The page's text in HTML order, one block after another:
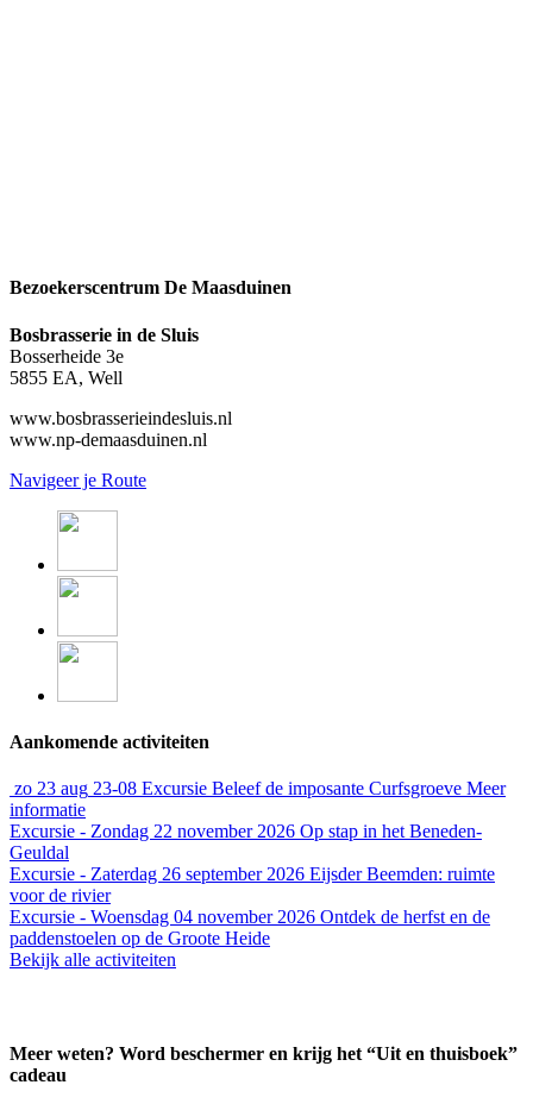
Bezoekerscentrum De Maasduinen
Bosbrasserie in de Sluis
Bosserheide 3e
5855 EA, Well
www.bosbrasserieindesluis.nl
www.np-demaasduinen.nl
Navigeer je Route
Aankomende activiteiten
zo 23 aug 23-08 Excursie Beleef de imposante Curfsgroeve Meer
informatie
Excursie - Zondag 22 november 2026 Op stap in het Beneden-
Geuldal
Excursie - Zaterdag 26 september 2026 Eijsder Beemden: ruimte
voor de rivier
Excursie - Woensdag 04 november 2026 Ontdek de herfst en de
paddenstoelen op de Groote Heide
Bekijk alle activiteiten
Meer weten? Word beschermer en krijg het “Uit en thuisboek”
cadeau